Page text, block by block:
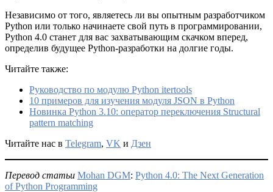
Независимо от того, являетесь ли вы опытным разработчиком
Python или только начинаете свой путь в программировании,
Python 4.0 станет для вас захватывающим скачком вперед,
определив будущее Python-разработки на долгие годы.
Читайте также:
Руководство по модулю Python itertools
10 примеров для изучения модуля JSON в Python
Новинка Python 3.10: оператор переключения Structural
pattern matching
Читайте нас в Telegram, VK и Дзен
Перевод статьи Mohan DGM: Python 4.0: The Next Generation
of Python Programming